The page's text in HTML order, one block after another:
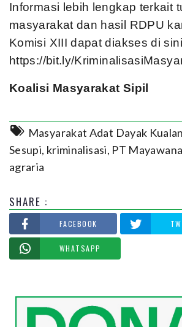
Informasi lebih lengkap terkait
masyarakat dan hasil RDPU
Komisi XIII dapat diakses di sini
https://bit.ly/
Koalisi Masyarakat Sipil
Masyarakat Adat Dayak Kualan
Sesupi, kriminalisasi, PT
agraria
SHARE :
FACEBOOK
WHATSAPP